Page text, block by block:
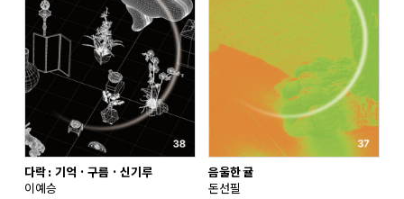
다락: 기억 · 구름 · 신기루
이예승
음울한 귤
돈선필